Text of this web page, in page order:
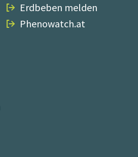
Erdbeben melden
Phenowatch.at